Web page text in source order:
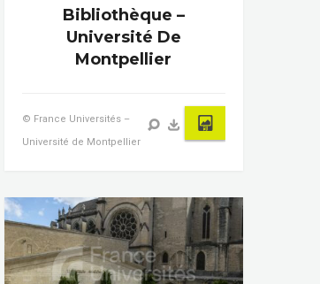
Bibliothèque –
Université De
Montpellier
© France Universités –
Université de Montpellier